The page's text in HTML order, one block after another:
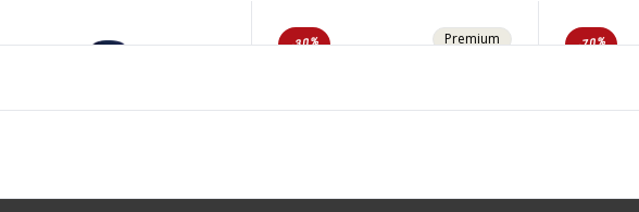
-30% Premium -70%